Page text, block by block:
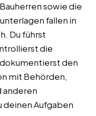
sowie die
fallen in
Du führst
die
den
mit Behörden,
anderen
deinen Aufgaben